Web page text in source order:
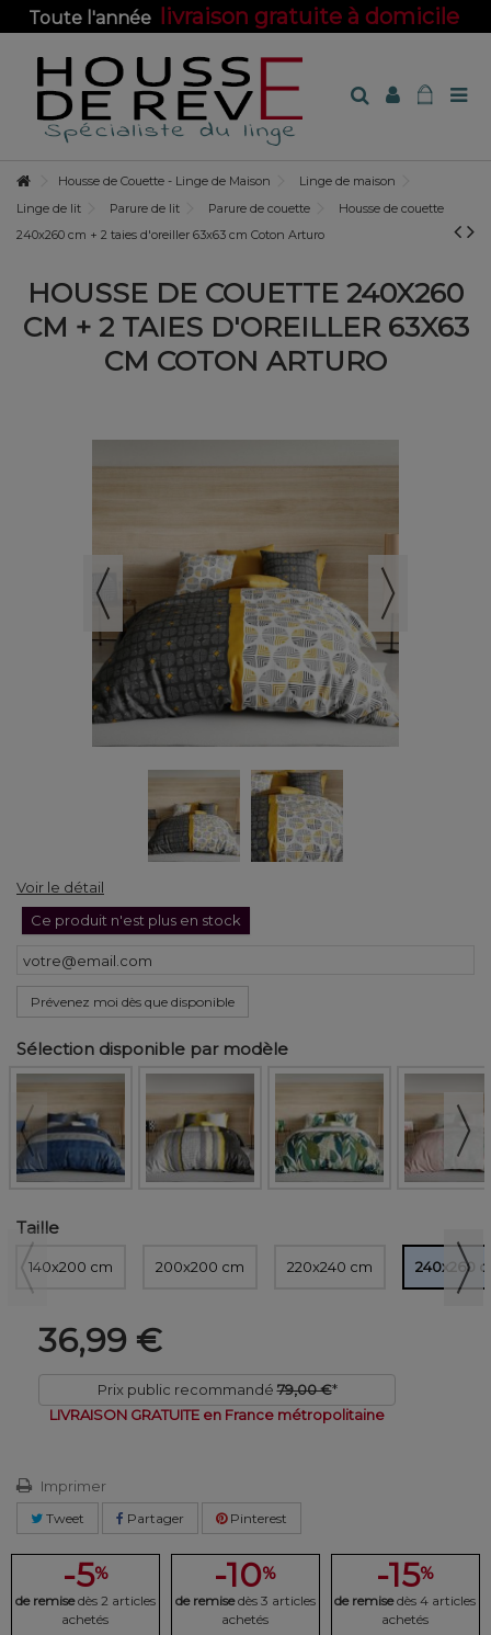
Toute l'année livraison gratuite à domicile
Housse de Couette - Linge de Maison
Linge de maison
Linge de lit
Parure de lit Parure de couette
Housse de couette
240x260 cm + 2 taies d'oreiller 63x63 cm Coton Arturo
HOUSSE DE COUETTE 240X260
CM + 2 TAIES D'OREILLER 63X63
CM COTON ARTURO
Voir le détail
Ce produit n'est plus en stock
Prévenez moi dès que disponible
Sélection disponible par modèle
Taille
140x200 cm 200x200 cm 220x240 cm 240x260
36,99 €
Prix public recommandé 79,00 €*
LIVRAISON GRATUITE en France métropolitaine
Imprimer
Tweet Partager Pinterest
-5%
de remise dès 2 articles
achetés
-10%
de remise dès 3 articles
achetés
-15%
de remise dès 4 articles
achetés